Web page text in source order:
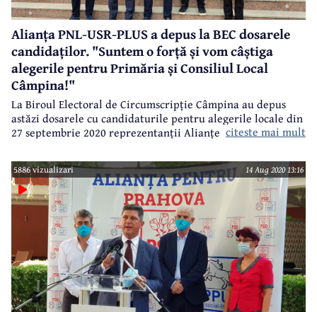
Alianța PNL-USR-PLUS a depus la BEC dosarele
candidaților. "Suntem o forță și vom câștiga
alegerile pentru Primăria și Consiliul Local
Câmpina!"
La Biroul Electoral de Circumscripție Câmpina au depus
astăzi dosarele cu candidaturile pentru alegerile locale din
27 septembrie 2020 reprezentanții Alianței PNL-USR-PLUS.
Câmpina, s-au aflat președintele PNL Prahova, senatorul
Iulian Dumitrescu - candidat la președinția Consiliului
Județean, președintele USR Prahova - Mihai Polițeanu,
Andrei Lupu - membru în Biroul Național al PLUS,
deputatul PNL Răzvan Prișcă, primarul Horia Tiseanu, o
parte din candidații la Consiliul Local Câmpina.
citeste mai mult
5886 vizualizari 14 Aug 2020 13:16